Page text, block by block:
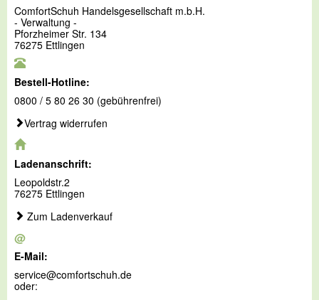
ComfortSchuh Handelsgesellschaft m.b.H.
- Verwaltung -
Pforzheimer Str. 134
76275 Ettlingen
Bestell-Hotline:
0800 / 5 80 26 30 (gebührenfrei)
Vertrag widerrufen
Ladenanschrift:
Leopoldstr.2
76275 Ettlingen
Zum Ladenverkauf
@
E-Mail:
service@comfortschuh.de
oder: